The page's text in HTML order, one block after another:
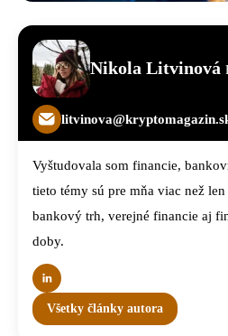
Nikola Litvinová
Vyštudovala som financie,
tieto témy sú pre mňa viac než len
bankový trh, verejné financie aj
doby.
Všetky články autora